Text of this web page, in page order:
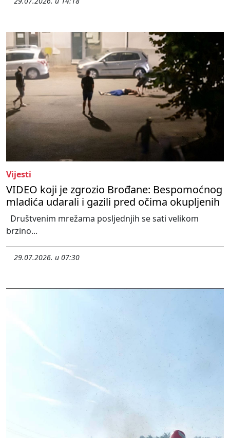
Vijesti
VIDEO koji je zgrozio Brođane: Bespomoćnog
mladića udarali i gazili pred očima okupljenih
Društvenim mrežama posljednjih se sati velikom
brzino...
29.07.2026. u 07:30